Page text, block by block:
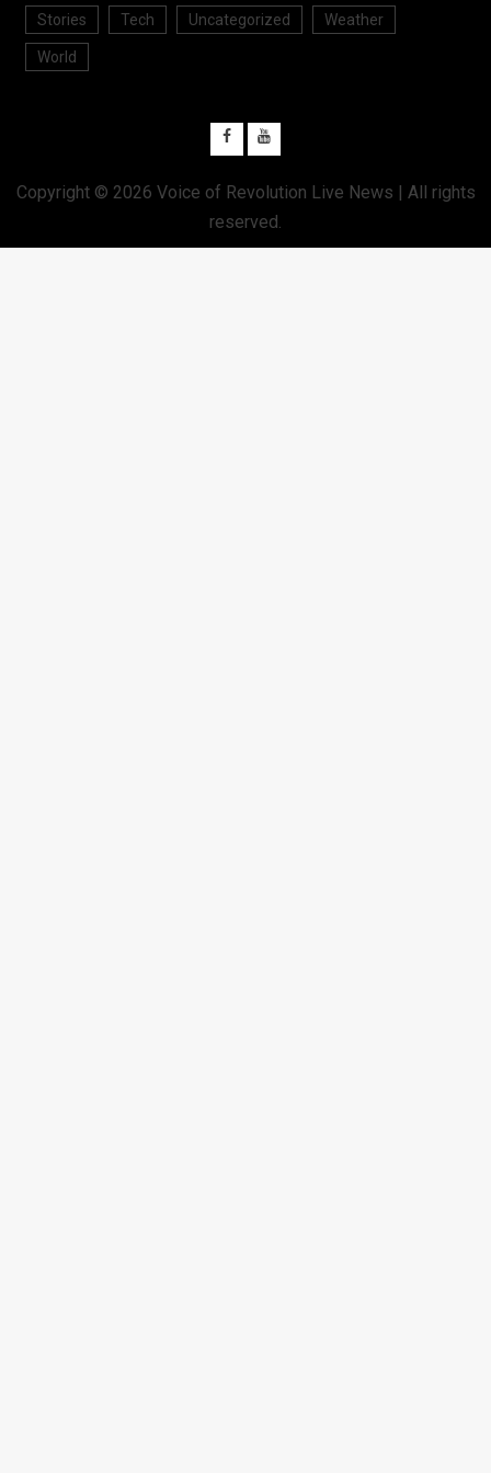
Stories Tech Uncategorized Weather
World
Copyright © 2026 Voice of Revolution Live News | All rights
reserved.